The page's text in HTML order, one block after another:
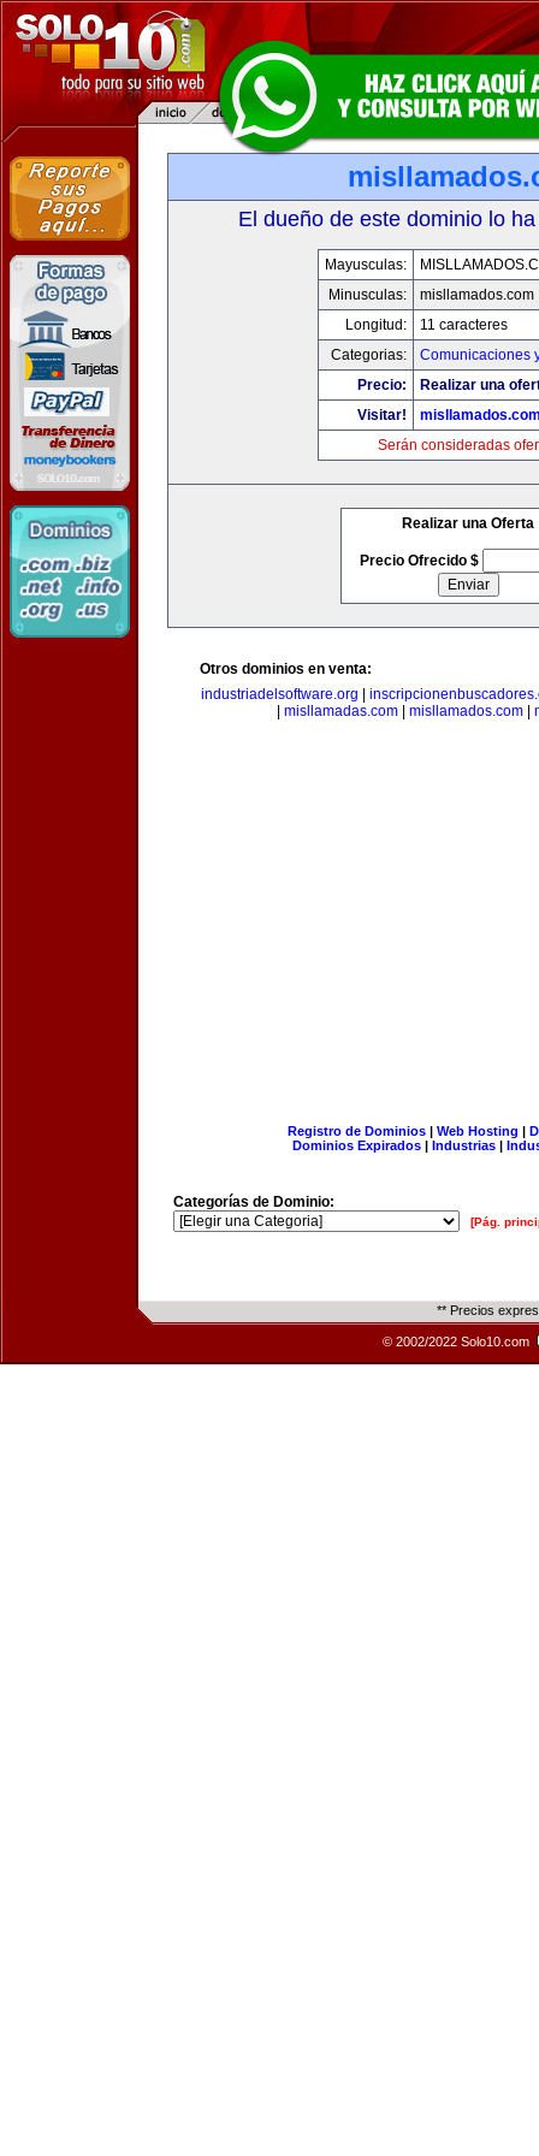
El dueño de este dominio lo
Mayusculas:
Minusculas:
misllamados.com
Longitud:
11 caracteres
Categorias:
Comunicaciones
Precio:
Realizar una
Visitar!
Serán consideradas
Realizar una Oferta
Precio Ofrecido $
Otros dominios en venta:
industriadelsoftware.org
misllamadas.com| misllamados.com|
Registro de Dominios| Web Hosting |
Dominios Expirados | Industrias |
Categorías de Dominio:
[Pág.
** Precios
© 2002/2022 Solo10.com